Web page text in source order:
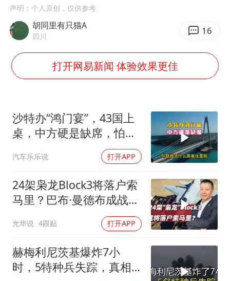
香港宏福苑火灾或由烟头引起
浙江台州《告全体市民书》
女主硬加吻戏短剧已下架
郑丽文：台湾从来没有“独立”过
网传《披荆斩棘2026》名单
董璇小酒窝朵朵为佟丽娅庆生
声明：个人原创，仅供参考
胡同里有只猫A
四川 16
打开网易新闻 体验效果更佳
沙特办“鸿门宴”，43国上
桌，中方硬是缺席，怕得
汽车乐乐说 打开APP
24架枭龙Block3将落户索
马里？巴布·曼德布成战略
允华说 4跟贴 打开APP
赫梅利尼茨基爆炸7小
时，5特种兵失踪，真相